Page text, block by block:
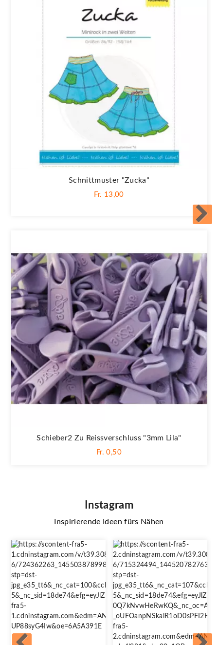
Schnittmuster "Zucka"
Fr. 13,00
Schieber2 Zu Reissverschluss "3mm Lila"
Fr. 0,50
Instagram
Inspirierende Ideen fürs Nähen